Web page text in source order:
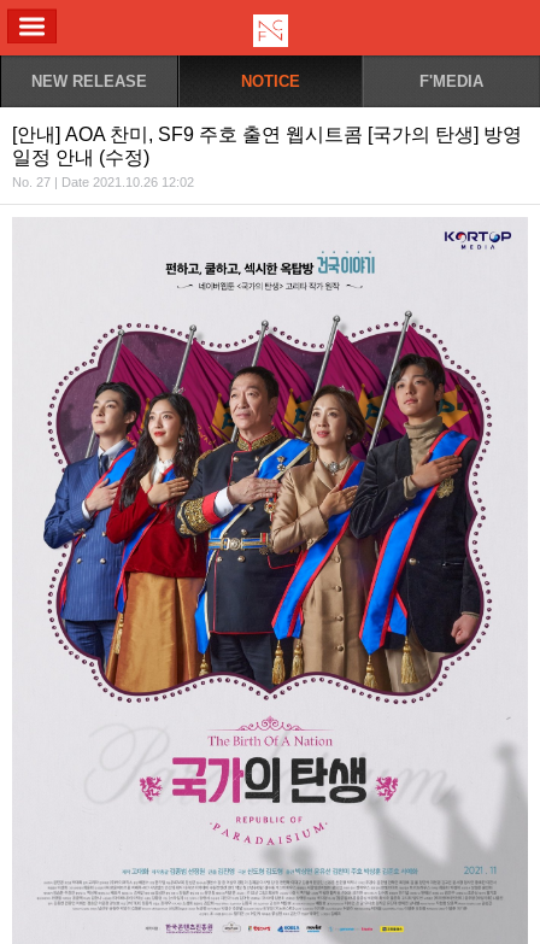
NEW RELEASE NOTICE F'MEDIA
[안내] AOA 찬미, SF9 주호 출연 웹시트콤 [국가의 탄생] 방영
일정 안내 (수정)
No. 27 | Date 2021.10.26 12:02